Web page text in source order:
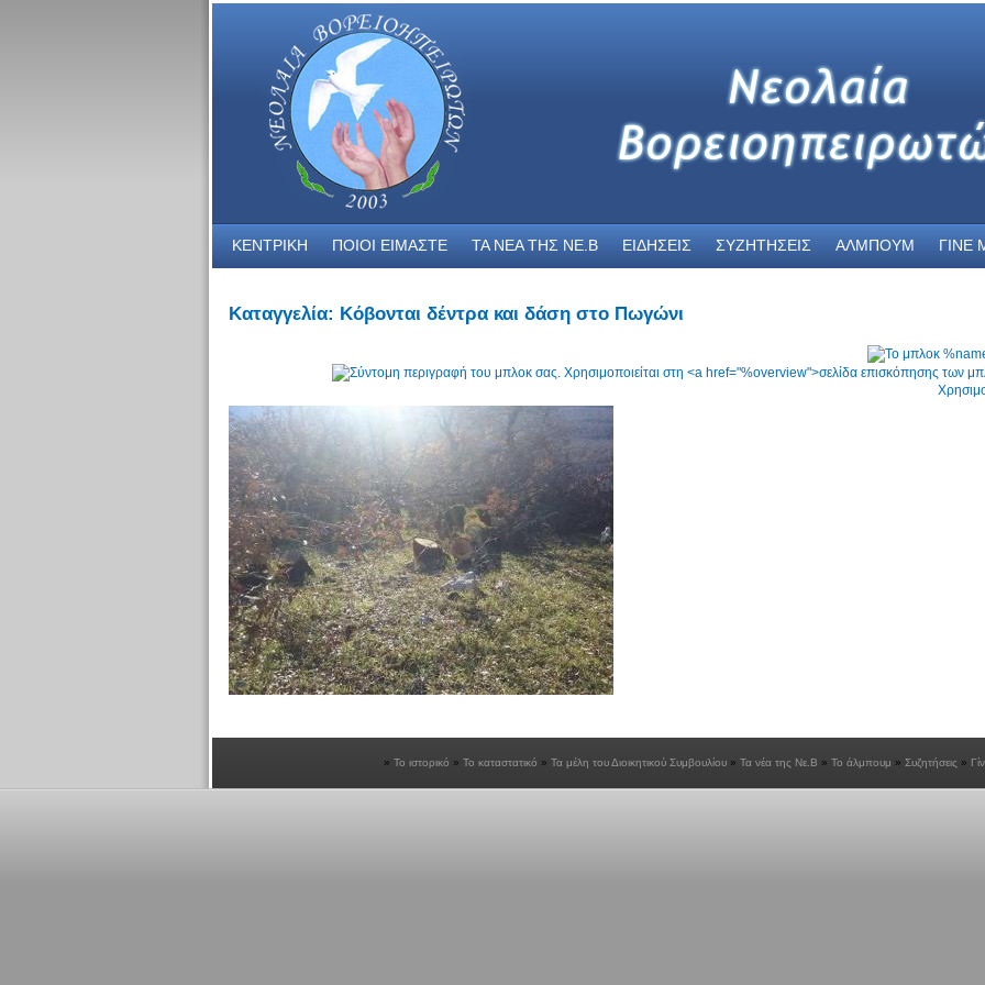
ΚΕΝΤΡΙΚΗ ΠΟΙΟΙ ΕΙΜΑΣΤΕ ΤΑ ΝΕΑ THΣ NE.B ΕΙΔΗΣΕΙΣ ΣΥΖΗΤΗΣΕΙΣ ΑΛΜΠΟΥΜ ΓΙΝΕ
Καταγγελία: Κόβονται δέντρα και δάση στο Πωγώνι
Το ιστορικό Το καταστατικό Τα μέλη του Διοικητικού Συμβουλίου Τα νέα της Νε.Β Το άλμπουμ Συζητήσεις